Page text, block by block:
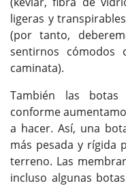
ligeras y
(por tanto,
sentirnos
caminata).
También las
conforme
a hacer. Así, una
más pesada y rígida
terreno. Las
incluso algunas